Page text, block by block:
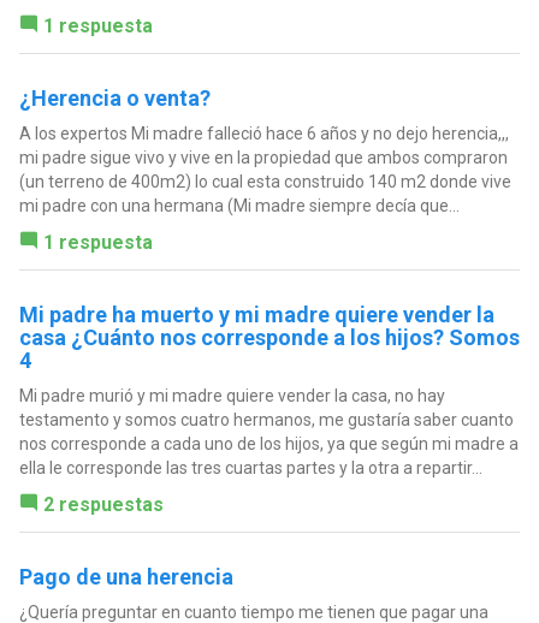
1 respuesta
¿Herencia o venta?
A los expertos Mi madre falleció hace 6 años y no dejo herencia,,,
mi padre sigue vivo y vive en la propiedad que ambos compraron
(un terreno de 400m2) lo cual esta construido 140 m2 donde vive
mi padre con una hermana (Mi madre siempre decía que...
1 respuesta
Mi padre ha muerto y mi madre quiere vender la
casa ¿Cuánto nos corresponde a los hijos? Somos
4
Mi padre murió y mi madre quiere vender la casa, no hay
testamento y somos cuatro hermanos, me gustaría saber cuanto
nos corresponde a cada uno de los hijos, ya que según mi madre a
ella le corresponde las tres cuartas partes y la otra a repartir...
2 respuestas
Pago de una herencia
¿Quería preguntar en cuanto tiempo me tienen que pagar una